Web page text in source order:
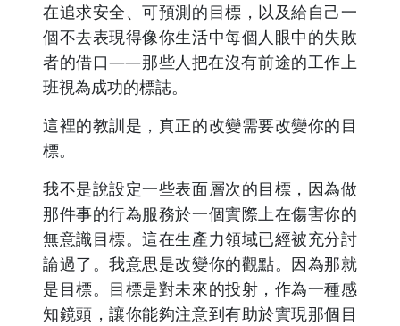
在追求安全、可預測的目標，以及給自己一
個不去表現得像你生活中每個人眼中的失敗
者的借口——那些人把在沒有前途的工作上
班視為成功的標誌。
這裡的教訓是，真正的改變需要改變你的目
標。
我不是說設定一些表面層次的目標，因為做
那件事的行為服務於一個實際上在傷害你的
無意識目標。這在生產力領域已經被充分討
論過了。我意思是改變你的觀點。因為那就
是目標。目標是對未來的投射，作為一種感
知鏡頭，讓你能夠注意到有助於實現那個目